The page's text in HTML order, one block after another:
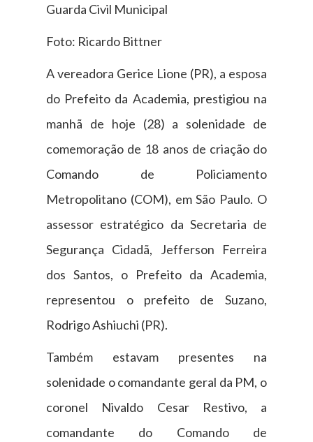
Guarda Civil Municipal
Foto: Ricardo Bittner
A vereadora Gerice Lione (PR), a esposa
do Prefeito da Academia, prestigiou na
manhã de hoje (28) a solenidade de
comemoração de 18 anos de criação do
Comando de Policiamento
Metropolitano (COM), em São Paulo. O
assessor estratégico da Secretaria de
Segurança Cidadã, Jefferson Ferreira
dos Santos, o Prefeito da Academia,
representou o prefeito de Suzano,
Rodrigo Ashiuchi (PR).
Também estavam presentes na
solenidade o comandante geral da PM, o
coronel Nivaldo Cesar Restivo, a
comandante do Comando de